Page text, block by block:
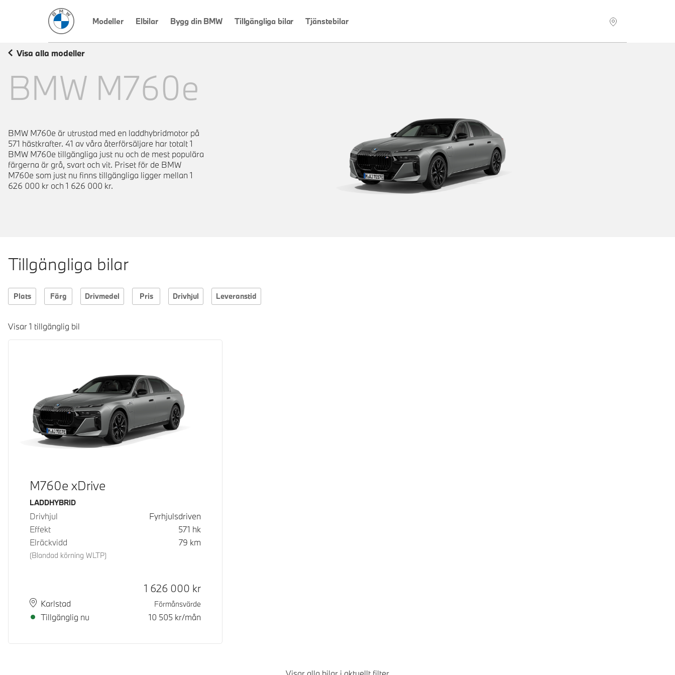
BMW Sverige
Modeller Elbilar Bygg din BMW Tillgängliga bilar Tjänstebilar
Visa alla modeller
BMW M760e
BMW M760e är utrustad med en laddhybridmotor på
571 hästkrafter. 41 av våra återförsäljare har totalt 1
BMW M760e tillgängliga just nu och de mest populära
färgerna är grå, svart och vit. Priset för de BMW
M760e som just nu finns tillgängliga ligger mellan 1
626 000 kr och 1 626 000 kr.
Tillgängliga bilar
Plats Färg Drivmedel Pris Drivhjul Leveranstid
Visar 1 tillgänglig bil
M760e xDrive
Bränsle
LADDHYBRID
Drivhjul
Fyrhjulsdriven
Effekt
571 hk
Elräckvidd
(Blandad körning WLTP)
79 km
PlatsKarlstad
Leveranstid
Tillgänglig nu
Kontantpris
1 626 000 kr
Förmånsvärde
10 505 kr/mån